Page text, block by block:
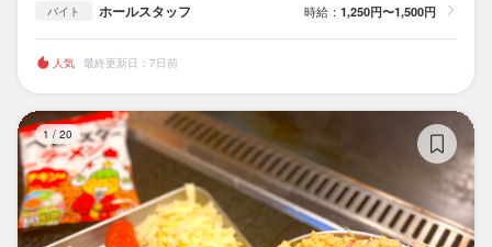
バイト ホールスタッフ 時給： 1,250円〜1,500円
人気 最終更新日：7日前
1 / 20